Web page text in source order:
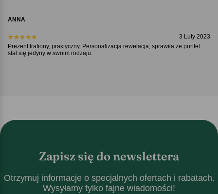
ANNA
3 Luty 2023
Prezent trafiony, praktyczny. Personalizacja rewelacja, sprawiła że portfel
stał się jedyny w swoim rodzaju.
Zapisz się do newslettera
Otrzymuj informacje o specjalnych ofertach i rabatach.
Wysyłamy tylko fajne wiadomości!